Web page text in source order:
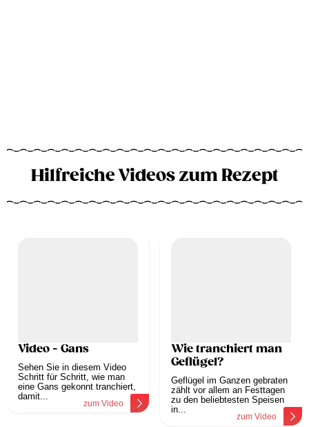
Hilfreiche Videos zum Rezept
Video - Gans
Sehen Sie in diesem Video
Schritt für Schritt, wie man
eine Gans gekonnt tranchiert,
damit...
zum Video
Wie tranchiert man
Geflügel?
Geflügel im Ganzen gebraten
zählt vor allem an Festtagen
zu den beliebtesten Speisen
in...
zum Video